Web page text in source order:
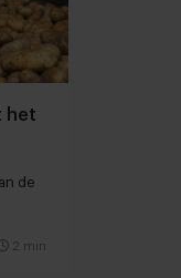
het
de
2 min